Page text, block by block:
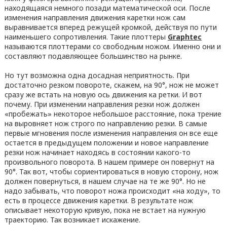
находящаяся немного позади математической оси. После
изменения направления движения каретки нож сам
выравнивается вперед режущей кромкой, действуя по пути
наименьшего сопротивления. Такие плоттеры Graphtec
называются плоттерами со свободным ножом. Именно они и
составляют подавляющее большинство на рынке.
Но тут возможна одна досадная неприятность. При
достаточно резком повороте, скажем, на 90°, нож не может
сразу же встать на новую ось движения ка ретки. И вот
почему. При изменении направления резки нож должен
«пробежать» некоторое небольшое расстояние, пока трение
на выровняет нож строго по направлению резки. В самые
первые мгновения после изменения направления он все еще
остается в предыдущем положении и новое направление
резки нож начинает находясь в состоянии какого-то
произвольного поворота. В нашем примере он повернут на
90°. Так вот, чтобы сориентироваться в новую сторону, нож
должен повернуться, в нашем случае на те же 90°. Но не
надо забывать, что поворот ножа происходит «на ходу», то
есть в процессе движения каретки. В результате нож
описывает некоторую кривую, пока не встает на нужную
траекторию. Так возникает искажение.